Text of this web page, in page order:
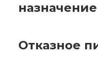
назначение
Отказное